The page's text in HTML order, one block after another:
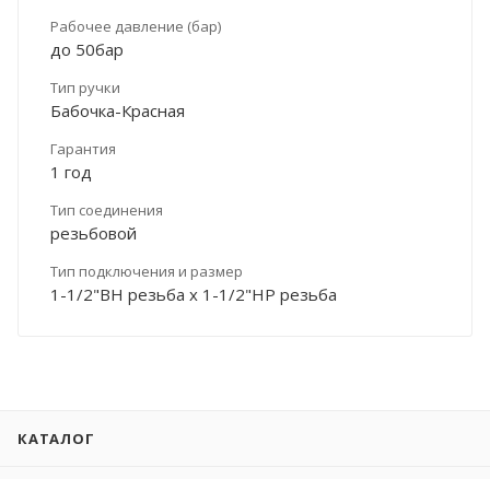
Рабочее давление (бар)
до 50бар
Тип ручки
Бабочка-Красная
Гарантия
1 год
Тип соединения
резьбовой
Тип подключения и размер
1-1/2"ВН резьба х 1-1/2"НР резьба
КАТАЛОГ